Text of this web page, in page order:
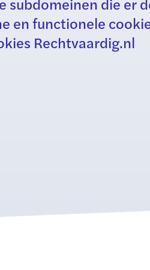
en functionele
Rechtvaardig.nl